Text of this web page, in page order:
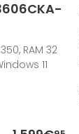
RAM 32
11